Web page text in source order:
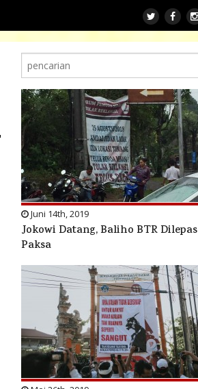
Juni 14th, 2019
Jokowi Datang, Baliho BTR Dilepas
Paksa